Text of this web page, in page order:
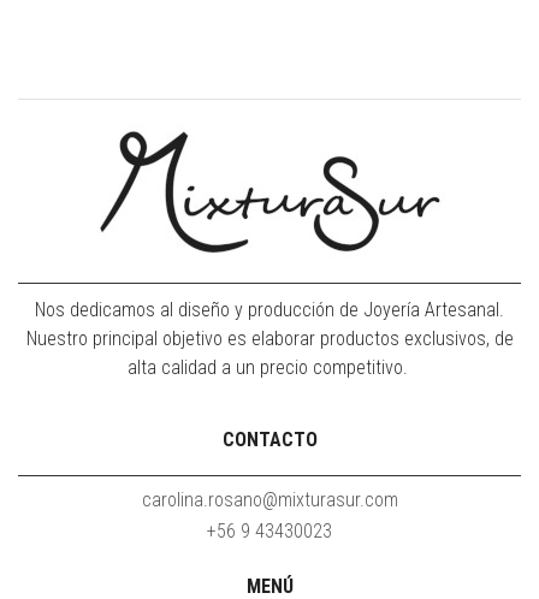
Nos dedicamos al diseño y producción de Joyería Artesanal.
Nuestro principal objetivo es elaborar productos exclusivos, de
alta calidad a un precio competitivo.
CONTACTO
carolina.rosano@mixturasur.com
+56 9 43430023
MENÚ